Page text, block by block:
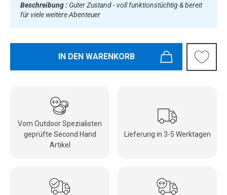
Beschreibung : Guter Zustand - voll funktionstüchtig & bereit
für viele weitere Abenteuer
IN DEN WARENKORB
Vom Outdoor Spezialisten
geprüfte Second Hand
Artikel
Lieferung in 3-5 Werktagen